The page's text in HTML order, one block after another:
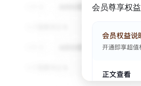
会员尊享权益